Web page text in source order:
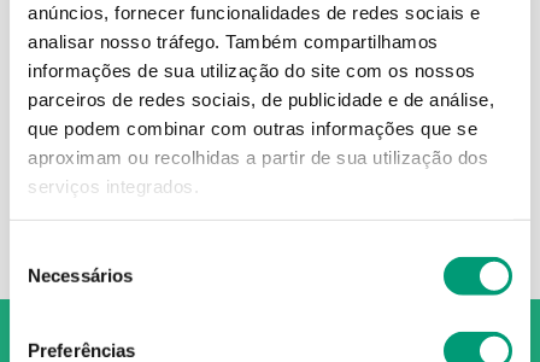
anúncios, fornecer funcionalidades de redes sociais e
analisar nosso tráfego. Também compartilhamos
informações de sua utilização do site com os nossos
parceiros de redes sociais, de publicidade e de análise,
que podem combinar com outras informações que se
aproximam ou recolhidas a partir de sua utilização dos
serviços integrados.
Necessários
Preferências
VAGIFEM
Vagifem 0.010 Mg
18 ,70 €
ADICIONAR